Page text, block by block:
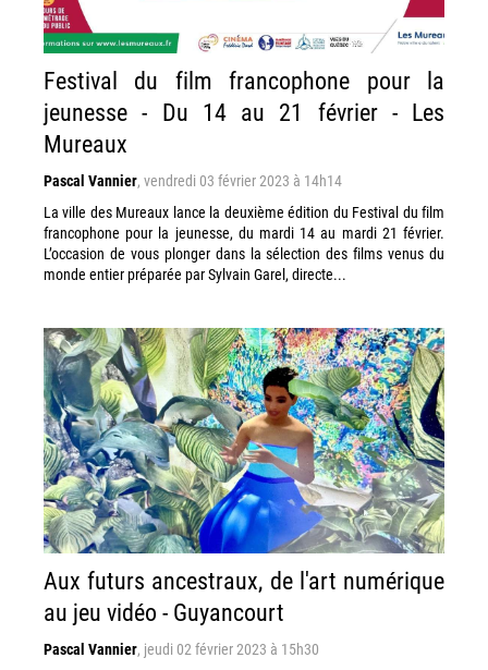
Festival du film francophone pour la
jeunesse - Du 14 au 21 février - Les
Mureaux
Pascal Vannier, vendredi 03 février 2023 à 14h14
La ville des Mureaux lance la deuxième édition du Festival du film
francophone pour la jeunesse, du mardi 14 au mardi 21 février.
L’occasion de vous plonger dans la sélection des films venus du
monde entier préparée par Sylvain Garel, directe...
Aux futurs ancestraux, de l'art numérique
au jeu vidéo - Guyancourt
Pascal Vannier, jeudi 02 février 2023 à 15h30